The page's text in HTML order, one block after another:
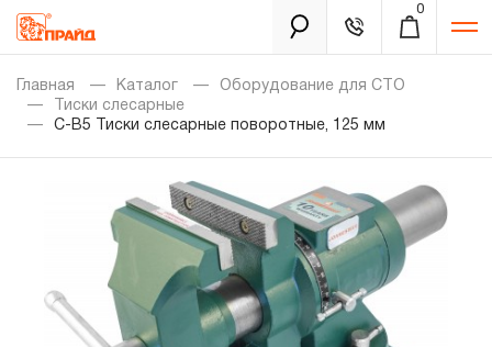
0
Каталог
Золотая лихорадка
Распродажа
Уцененный товар
Забыли пароль?
Главная Каталог
Оборудование для СТО
Тиски слесарные
C-B5 Тиски слесарные поворотные, 125 мм